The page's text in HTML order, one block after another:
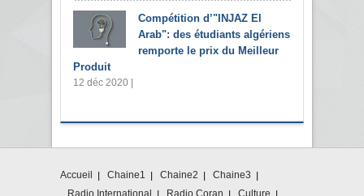
Compétition d’"INJAZ El
Arab": des étudiants algériens
remporte le prix du Meilleur
Produit
12 déc 2020 |
Accueil Chaine1 Chaine2
Chaine3